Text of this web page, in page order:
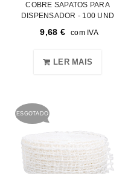
COBRE SAPATOS PARA
DISPENSADOR - 100 UND
9,68 € com IVA
LER MAIS
ESGOTADO